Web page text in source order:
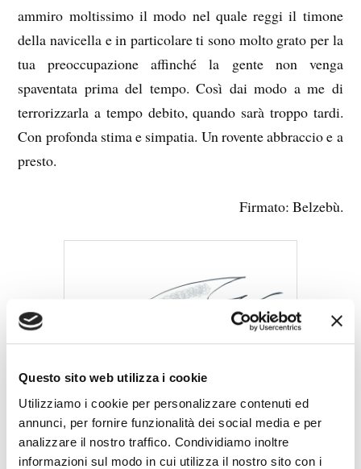
Questo sito web utilizza i cookie
Utilizziamo i cookie per personalizzare contenuti ed
annunci, per fornire funzionalità dei social media e per
analizzare il nostro traffico. Condividiamo inoltre
informazioni sul modo in cui utilizza il nostro sito con i
ammiro moltissimo il modo nel quale reggi il timone
della navicella e in particolare ti sono molto grato per la
tua preoccupazione affinché la gente non venga
spaventata prima del tempo. Così dai modo a me di
terrorizzarla a tempo debito, quando sarà troppo tardi.
Con profonda stima e simpatia. Un rovente abbraccio e a
presto.
Firmato: Belzebù.